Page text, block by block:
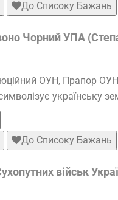
До Списоку Бажань
Чорний УПА
ОУН, Прапор
українську
До Списоку Бажань
військ